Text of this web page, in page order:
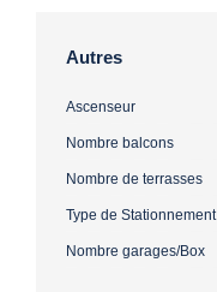
Autres
Ascenseur
Nombre balcons
Nombre de terrasses
Type de Stationnement
Nombre garages/Box